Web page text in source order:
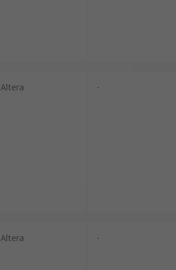
Altera -
Altera -